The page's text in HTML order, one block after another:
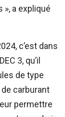
a expliqué
c’est dans
3, qu’il
de type
carburant
permettre